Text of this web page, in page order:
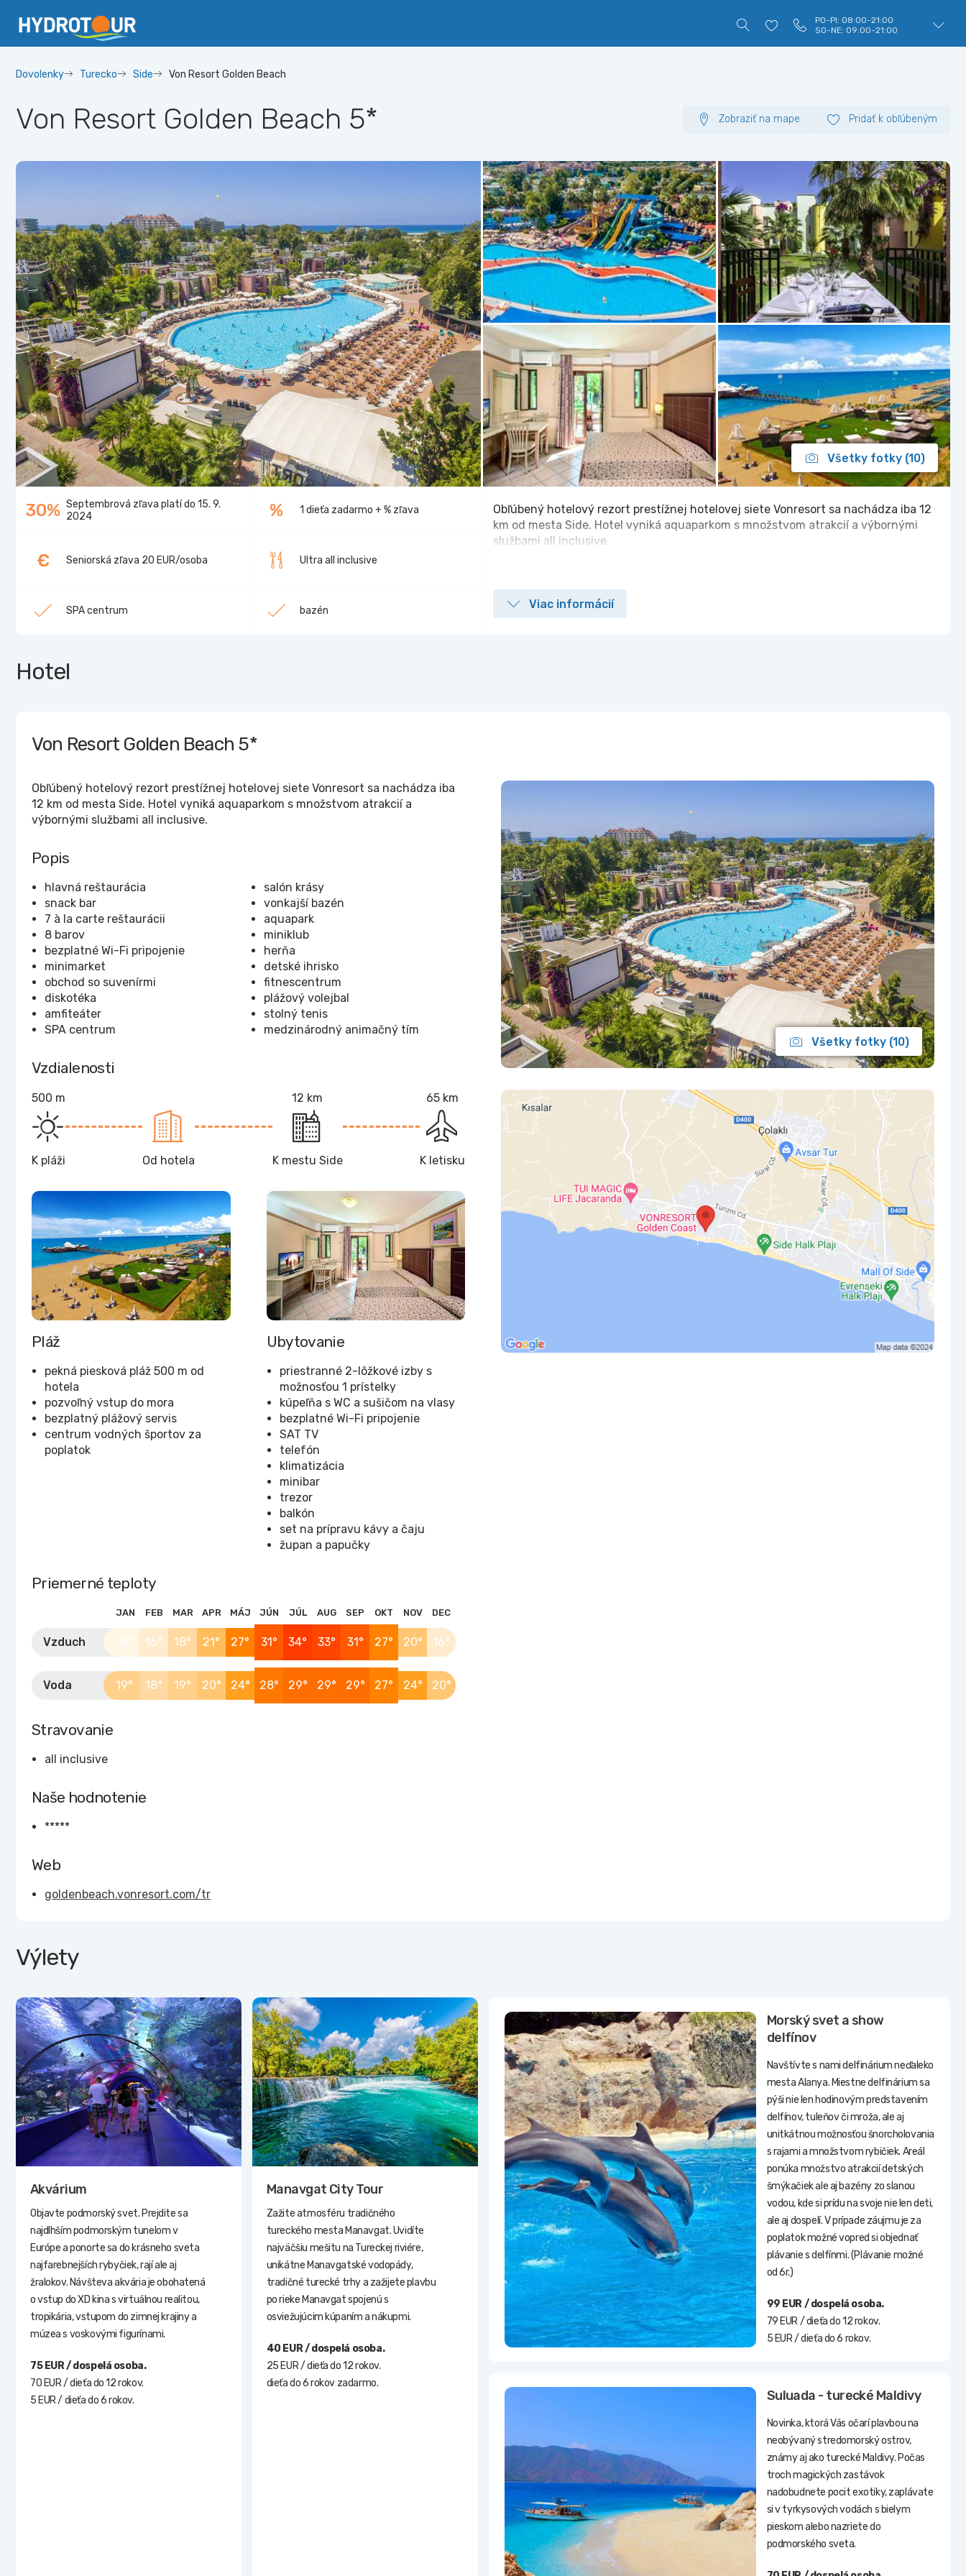
PO-PI: 08:00-21:00
SO-NE: 09:00-21:00
Dovolenky Turecko Side Von Resort Golden Beach
Von Resort Golden Beach 5* Zobraziť na mape Pridať k obľúbeným
Všetky fotky (10)
30% Septembrová zľava platí do 15. 9.
2024
% 1 dieťa zadarmo + % zľava
€ Seniorská zľava 20 EUR/osoba Ultra all inclusive
SPA centrum bazén
Obľúbený hotelový rezort prestížnej hotelovej siete Vonresort sa nachádza iba 12
km od mesta Side. Hotel vyniká aquaparkom s množstvom atrakcií a výbornými
službami all inclusive.
Viac informácií
Hotel
Von Resort Golden Beach 5*
Obľúbený hotelový rezort prestížnej hotelovej siete Vonresort sa nachádza iba
12 km od mesta Side. Hotel vyniká aquaparkom s množstvom atrakcií a
výbornými službami all inclusive.
Popis
hlavná reštaurácia
snack bar
7 à la carte reštaurácii
8 barov
bezplatné Wi-Fi pripojenie
minimarket
obchod so suvenírmi
diskotéka
amfiteáter
SPA centrum
salón krásy
vonkajší bazén
aquapark
miniklub
herňa
detské ihrisko
fitnescentrum
plážový volejbal
stolný tenis
medzinárodný animačný tím
Vzdialenosti
500 m
K pláži Od hotela
12 km
K mestu Side
65 km
K letisku
Pláž
pekná piesková pláž 500 m od
hotela
pozvoľný vstup do mora
bezplatný plážový servis
centrum vodných športov za
poplatok
Ubytovanie
priestranné 2-lôžkové izby s
možnosťou 1 prístelky
kúpeľňa s WC a sušičom na vlasy
bezplatné Wi-Fi pripojenie
SAT TV
telefón
klimatizácia
minibar
trezor
balkón
set na prípravu kávy a čaju
župan a papučky
Priemerné teploty
JAN FEB MAR APR MÁJ JÚN JÚL AUG SEP OKT NOV DEC
Vzduch 15° 16° 18° 21° 27° 31° 34° 33° 31° 27° 20° 16°
Voda 19° 18° 19° 20° 24° 28° 29° 29° 29° 27° 24° 20°
Stravovanie
all inclusive
Naše hodnotenie
*****
Web
goldenbeach.vonresort.com/tr
Všetky fotky (10)
Výlety
Akvárium
Objavte podmorský svet. Prejdite sa
najdlhším podmorským tunelom v
Európe a ponorte sa do krásneho sveta
najfarebnejších rybyčiek, rají ale aj
žralokov. Návšteva akvária je obohatená
o vstup do XD kina s virtuálnou realitou,
tropikária, vstupom do zimnej krajiny a
múzea s voskovými figurínami.
75 EUR / dospelá osoba.
70 EUR / dieťa do 12 rokov.
5 EUR / dieťa do 6 rokov.
Manavgat City Tour
Zažite atmosféru tradičného
tureckého mesta Manavgat. Uvidíte
najväčšiu mešitu na Tureckej riviére,
unikátne Manavgatské vodopády,
tradičné turecké trhy a zažijete plavbu
po rieke Manavgat spojenú s
osviežujúcim kúpaním a nákupmi.
40 EUR / dospelá osoba.
25 EUR / dieťa do 12 rokov.
dieťa do 6 rokov zadarmo.
Morský svet a show
delfínov
Navštívte s nami delfinárium neďaleko
mesta Alanya. Miestne delfinárium sa
pýši nie len hodinovým predstavením
delfínov, tuleňov či mroža, ale aj
unitkátnou možnosťou šnorcholovania
s rajami a množstvom rybičiek. Areál
ponúka množstvo atrakcií detských
šmýkačiek ale aj bazény zo slanou
vodou, kde si prídu na svoje nie len deti,
ale aj dospelí. V prípade záujmu je za
poplatok možné vopred si objednať
plávanie s delfínmi. (Plávanie možné
od 6r.)
99 EUR / dospelá osoba.
79 EUR / dieťa do 12 rokov.
5 EUR / dieťa do 6 rokov.
Suluada - turecké Maldivy
Novinka, ktorá Vás očarí plavbou na
neobývaný stredomorský ostrov,
známy aj ako turecké Maldivy. Počas
troch magických zastávok
nadobudnete pocit exotiky, zaplávate
si v tyrkysových vodách s bielym
pieskom alebo nazriete do
podmorského sveta.